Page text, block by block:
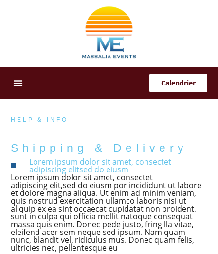
Calendrier
HELP & INFO
Shipping & Delivery
Lorem ipsum dolor sit amet, consectet
adipiscing elitsed do eiusm
Lorem ipsum dolor sit amet, consectet
adipiscing elit,sed do eiusm por incididunt ut labore
et dolore magna aliqua. Ut enim ad minim veniam,
quis nostrud exercitation ullamco laboris nisi ut
aliquip ex ea sint occaecat cupidatat non proident,
sunt in culpa qui officia mollit natoque consequat
massa quis enim. Donec pede justo, fringilla vitae,
eleifend acer sem neque sed ipsum. Nam quam
nunc, blandit vel, ridiculus mus. Donec quam felis,
ultricies nec, pellentesque eu